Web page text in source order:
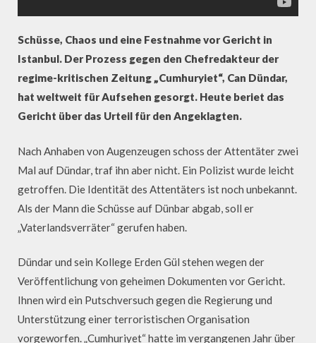
Schüsse, Chaos und eine Festnahme vor Gericht in
Istanbul. Der Prozess gegen den Chefredakteur der
regime-kritischen Zeitung „Cumhuryiet“, Can Dündar,
hat weltweit für Aufsehen gesorgt. Heute beriet das
Gericht über das Urteil für den Angeklagten.
Nach Anhaben von Augenzeugen schoss der Attentäter zwei
Mal auf Dündar, traf ihn aber nicht. Ein Polizist wurde leicht
getroffen. Die Identität des Attentäters ist noch unbekannt.
Als der Mann die Schüsse auf Dünbar abgab, soll er
„Vaterlandsverräter“ gerufen haben.
Dündar und sein Kollege Erden Gül stehen wegen der
Veröffentlichung von geheimen Dokumenten vor Gericht.
Ihnen wird ein Putschversuch gegen die Regierung und
Unterstützung einer terroristischen Organisation
vorgeworfen. „Cumhuriyet“ hatte im vergangenen Jahr über